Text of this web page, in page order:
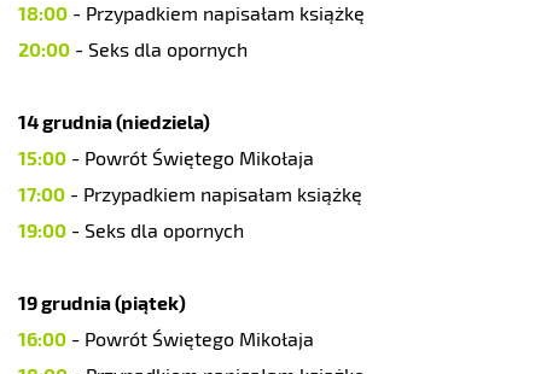
18:00 - Przypadkiem napisałam książkę
20:00 - Seks dla opornych
14 grudnia (niedziela)
15:00 - Powrót Świętego Mikołaja
17:00 - Przypadkiem napisałam książkę
19:00 - Seks dla opornych
19 grudnia (piątek)
16:00 - Powrót Świętego Mikołaja